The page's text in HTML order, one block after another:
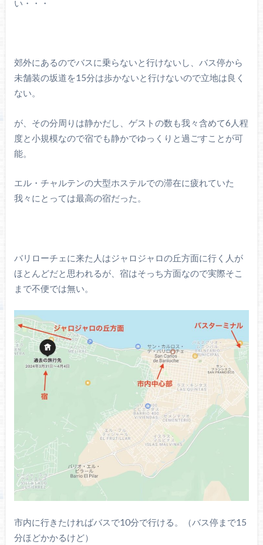
い・・・
郊外にあるのでバスに乗らないと行けないし、バス停から
未舗装の坂道を15分は歩かないと行けないので立地は良く
ない。
が、その分周りは静かだし、ゲストの数も我々含めて6人程
度と小規模なので宿でも静かでゆっくりと過ごすことが可
能。
エル・チャルテンの大型ホステルでの滞在に疲れていた
我々にとっては最高の宿だった。
バリローチェに来た人はジャロジャロの丘方面に行く人が
ほとんどだと思われるが、宿はそっち方面なので実際そこ
まで不便では無い。
市内に行きたければバスで10分で行ける。（バス停まで15
分ほどかかるけど）